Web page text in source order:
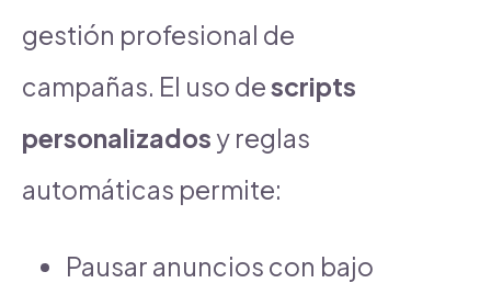
gestión profesional de
campañas. El uso descripts
personalizados y reglas
automáticas permite:
Pausar anuncios con bajo